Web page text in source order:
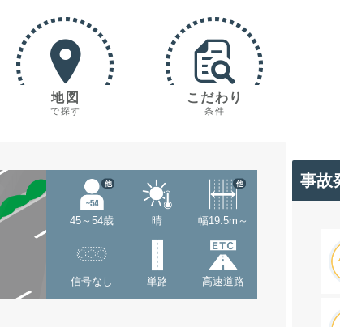
地図
で探す
こだわり
条件
45～54歳
他
晴 幅19.5m～
他
信号なし 単路 高速道路
事故